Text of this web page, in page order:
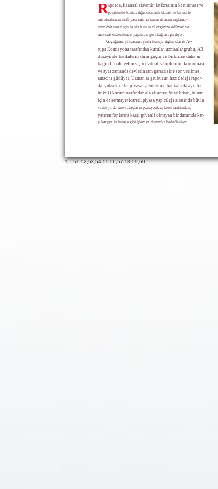
Raporda, finansal sistemin istikrarının korunması ve
perakende bankacılığın otomatik olarak ve bir üst li-
mit olmaksızın riskli yatırımların kurtarılmasını sağlama-
sının önlenmesi için bankaların nasıl organize edilmesi ve
mevzuat düzenlemesi yapılması gerektiği araştırılıyor.
Geçtiğimiz yıl Kasım ayında konuya ilişkin olarak Av-
rupa Komisyonu tarafından kurulan uzmanlar grubu, AB
düzeyinde bankaların daha güçlü ve birbirine daha az
bağımlı hale gelmesi, mevduat sahiplerinin korunması
ve aynı zamanda devletin tam garantisine son verilmesi
amacını güdüyor. Uzmanlar grubunun hazırladığı rapor-
da, yüksek riskli piyasa işlemlerinin bankalarda ayrı bir
hukuki kurum tarafından ele alınması önerilirken, bunun
için öz sermaye ticareti, piyasa yapıcılığı sırasında bütün
varlık ya da türev araçların pozisyonları, kredi taahhütleri,
yatırım fonlarına karşı güvenli olmayan bir durumda kar-
şı karşıya kalınması gibi işlem ve durumlar hedefleniyor.
1...,51,52,53,54,55,56,57,58,59,60